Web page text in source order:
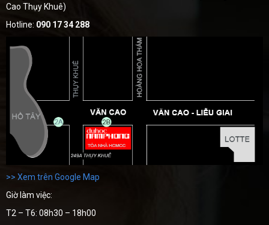
Cao Thụy Khuê)
Hotline: 090 17 34 288
>> Xem trên Google Map
Giờ làm việc:
T2 – T6: 08h30 – 18h00